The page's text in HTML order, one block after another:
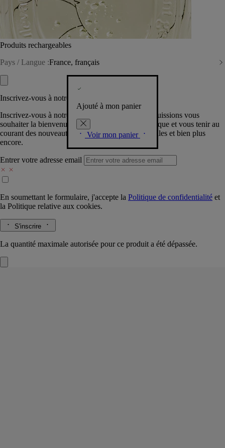
Produits rechargeables
Pays / Langue :France, français
Ajouté à mon panier
Voir mon panier
Inscrivez-vous à notre Newsletter
Inscrivez-vous à notre newsletter pour que nous puissions vous
souhaiter la bienvenue dans la communauté Diptyque et vous tenir au
courant des nouveautés, événements, offres spéciales et bien plus
encore.
Entrer votre adresse email
En soumettant le formulaire, j'accepte la Politique de confidentialité et
la Politique relative aux cookies.
S'inscrire
La quantité maximale autorisée pour ce produit a été dépassée.